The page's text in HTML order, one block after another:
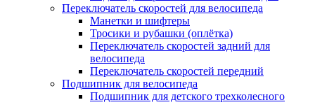
Переключатель скоростей для велосипеда
Манетки и шифтеры
Тросики и рубашки (оплётка)
Переключатель скоростей задний для
велосипеда
Переключатель скоростей передний
Подшипник для велосипеда
Подшипник для детского трехколесного